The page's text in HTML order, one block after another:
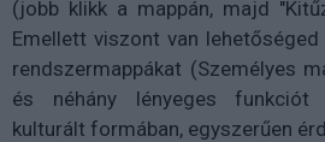
(jobb klikk a mappán, majd
Emellett viszont van
rendszermappákat (Személyes
és néhány lényeges funkciót
kulturált formában, egyszerűen